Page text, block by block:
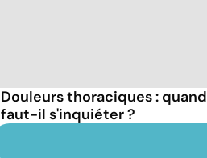
Douleurs thoraciques : quand
faut-il s'inquiéter ?